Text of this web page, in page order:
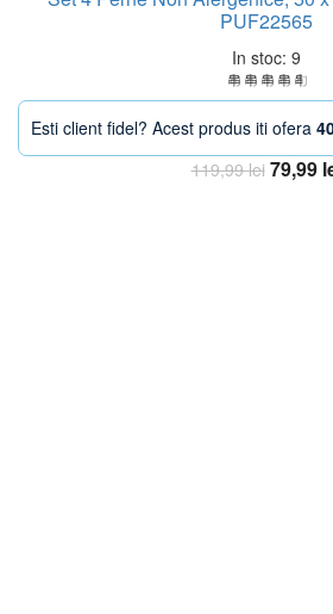
PUF22565
In stoc: 9
Esti client fidel? Acest produs iti ofera
119,99lei Prețul
79,99